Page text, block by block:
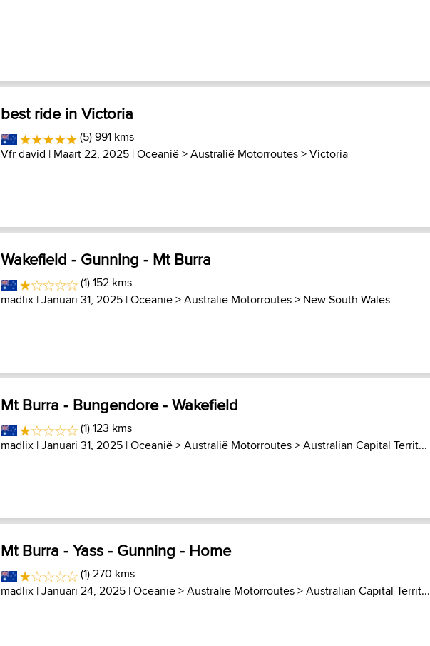
best ride in Victoria
(5) 991 kms
Vfr david | Maart 22, 2025 |Oceanië>Australië Motorroutes>Victoria
Wakefield - Gunning - Mt Burra
(1) 152 kms
madlix | Januari 31, 2025 |Oceanië>Australië Motorroutes> New South Wales
Mt Burra - Bungendore - Wakefield
(1) 123 kms
madlix | Januari 31, 2025 |Oceanië>Australië Motorroutes>Australian Capital Territ...
Mt Burra - Yass - Gunning - Home
(1) 270 kms
madlix | Januari 24, 2025 |Oceanië>Australië Motorroutes>Australian Capital Territ...